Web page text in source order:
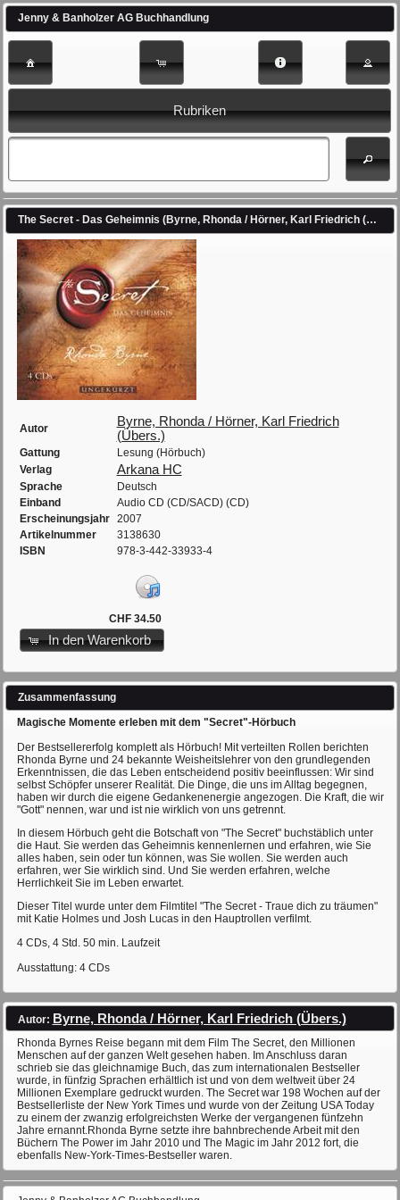
Jenny & Banholzer AG Buchhandlung
Rubriken
The Secret - Das Geheimnis (Byrne, Rhonda / Hörner, Karl Friedrich (Übers.))
Autor
Byrne, Rhonda / Hörner, Karl Friedrich
(Übers.)
Gattung
Lesung (Hörbuch)
Verlag
Arkana HC
Sprache
Deutsch
Einband
Audio CD (CD/SACD) (CD)
Erscheinungsjahr
2007
Artikelnummer
3138630
ISBN
978-3-442-33933-4
CHF 34.50
In den Warenkorb
Zusammenfassung
Magische Momente erleben mit dem "Secret"-Hörbuch
Der Bestsellererfolg komplett als Hörbuch! Mit verteilten Rollen berichten
Rhonda Byrne und 24 bekannte Weisheitslehrer von den grundlegenden
Erkenntnissen, die das Leben entscheidend positiv beeinflussen: Wir sind
selbst Schöpfer unserer Realität. Die Dinge, die uns im Alltag begegnen,
haben wir durch die eigene Gedankenenergie angezogen. Die Kraft, die wir
"Gott" nennen, war und ist nie wirklich von uns getrennt.
In diesem Hörbuch geht die Botschaft von "The Secret" buchstäblich unter
die Haut. Sie werden das Geheimnis kennenlernen und erfahren, wie Sie
alles haben, sein oder tun können, was Sie wollen. Sie werden auch
erfahren, wer Sie wirklich sind. Und Sie werden erfahren, welche
Herrlichkeit Sie im Leben erwartet.
Dieser Titel wurde unter dem Filmtitel "The Secret - Traue dich zu träumen"
mit Katie Holmes und Josh Lucas in den Hauptrollen verfilmt.
4 CDs, 4 Std. 50 min. Laufzeit
Ausstattung: 4 CDs
Autor: Byrne, Rhonda / Hörner, Karl Friedrich (Übers.)
Rhonda Byrnes Reise begann mit dem Film The Secret, den Millionen
Menschen auf der ganzen Welt gesehen haben. Im Anschluss daran
schrieb sie das gleichnamige Buch, das zum internationalen Bestseller
wurde, in fünfzig Sprachen erhältlich ist und von dem weltweit über 24
Millionen Exemplare gedruckt wurden. The Secret war 198 Wochen auf der
Bestsellerliste der New York Times und wurde von der Zeitung USA Today
zu einem der zwanzig erfolgreichsten Werke der vergangenen fünfzehn
Jahre ernannt.Rhonda Byrne setzte ihre bahnbrechende Arbeit mit den
Büchern The Power im Jahr 2010 und The Magic im Jahr 2012 fort, die
ebenfalls New-York-Times-Bestseller waren.